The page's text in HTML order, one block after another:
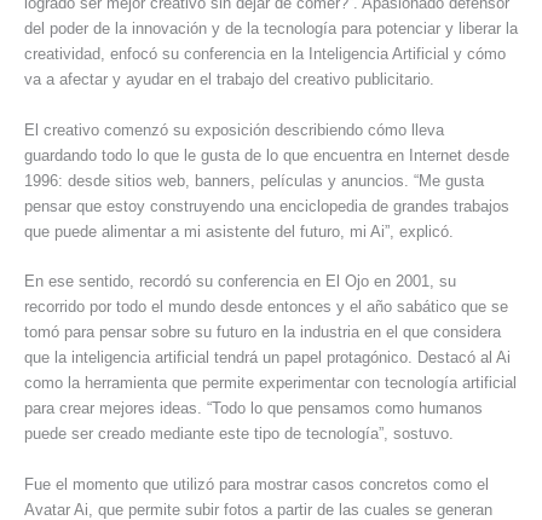
del poder de la innovación y de la tecnología para potenciar y liberar la
creatividad, enfocó su conferencia en la Inteligencia Artificial y cómo
va a afectar y ayudar en el trabajo del creativo publicitario.
El creativo comenzó su exposición describiendo cómo lleva
guardando todo lo que le gusta de lo que encuentra en Internet desde
1996: desde sitios web, banners, películas y anuncios. “Me gusta
pensar que estoy construyendo una enciclopedia de grandes trabajos
que puede alimentar a mi asistente del futuro, mi Ai”, explicó.
En ese sentido, recordó su conferencia en El Ojo en 2001, su
recorrido por todo el mundo desde entonces y el año sabático que se
tomó para pensar sobre su futuro en la industria en el que considera
que la inteligencia artificial tendrá un papel protagónico. Destacó al Ai
como la herramienta que permite experimentar con tecnología artificial
para crear mejores ideas. “Todo lo que pensamos como humanos
puede ser creado mediante este tipo de tecnología”, sostuvo.
Fue el momento que utilizó para mostrar casos concretos como el
Avatar Ai, que permite subir fotos a partir de las cuales se generan